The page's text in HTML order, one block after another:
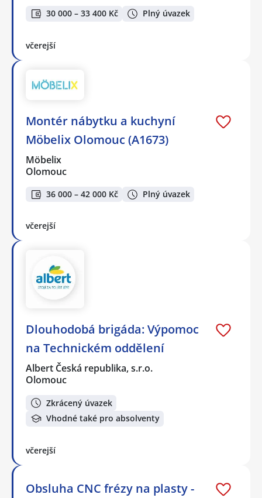
30 000 – 33 400 Kč Plný úvazek
včerejší
Montér nábytku a kuchyní
Möbelix Olomouc (A1673)
Möbelix
Olomouc
36 000 – 42 000 Kč Plný úvazek
včerejší
Dlouhodobá brigáda: Výpomoc
na Technickém oddělení
Albert Česká republika, s.r.o.
Olomouc
Zkrácený úvazek
Vhodné také pro absolventy
včerejší
Obsluha CNC frézy na plasty -